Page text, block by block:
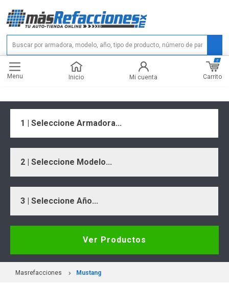
Menu Inicio Mi cuenta Carrito
0
1 | Seleccione Armadora...
2 | Seleccione Modelo...
3 | Seleccione Año...
Ver Productos
Masrefacciones Mustang